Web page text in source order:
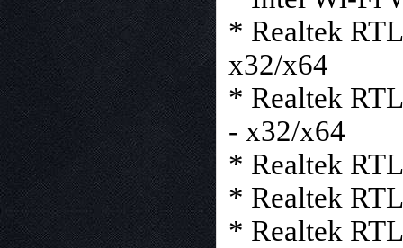
* Realtek
x32/x64
* Realtek
- x32/x64
* Realtek
* Realtek
* Realtek